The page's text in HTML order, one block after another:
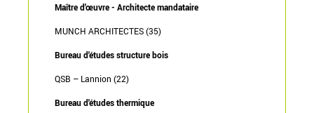
Maître d'œuvre - Architecte mandataire
MUNCH ARCHITECTES (35)
Bureau d'études structure bois
QSB – Lannion (22)
Bureau d'études thermique